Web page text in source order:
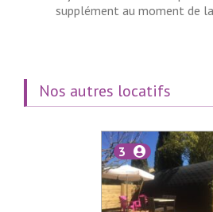
supplément au moment de
Nos autres locatifs
3